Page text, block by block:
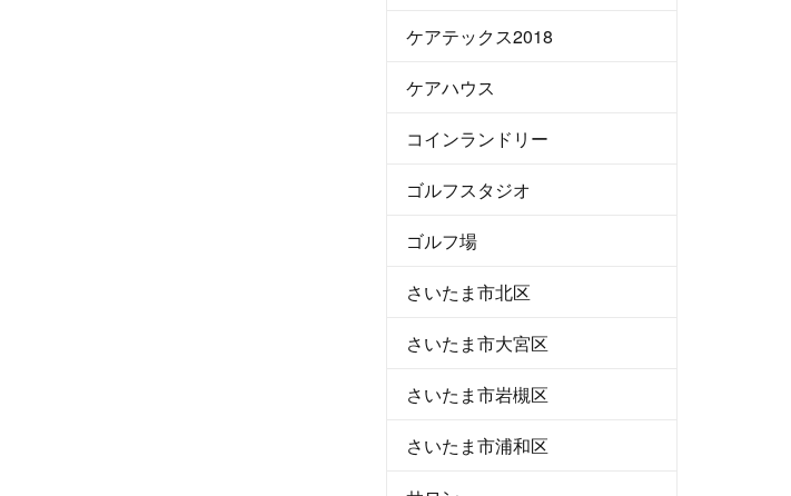
ケアテックス2018
ケアハウス
コインランドリー
ゴルフスタジオ
ゴルフ場
さいたま市北区
さいたま市大宮区
さいたま市岩槻区
さいたま市浦和区